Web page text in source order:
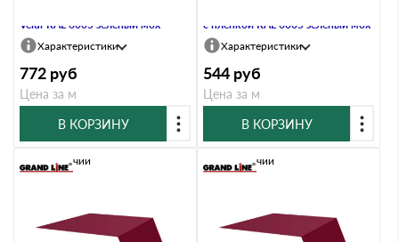
Velur RAL 6005 зеленый мох
Характеристики
772 руб
Цена за м
В КОРЗИНУ
с пленкой RAL 6005 зеленый мох
Характеристики
544 руб
Цена за м
В КОРЗИНУ
В наличии В наличии